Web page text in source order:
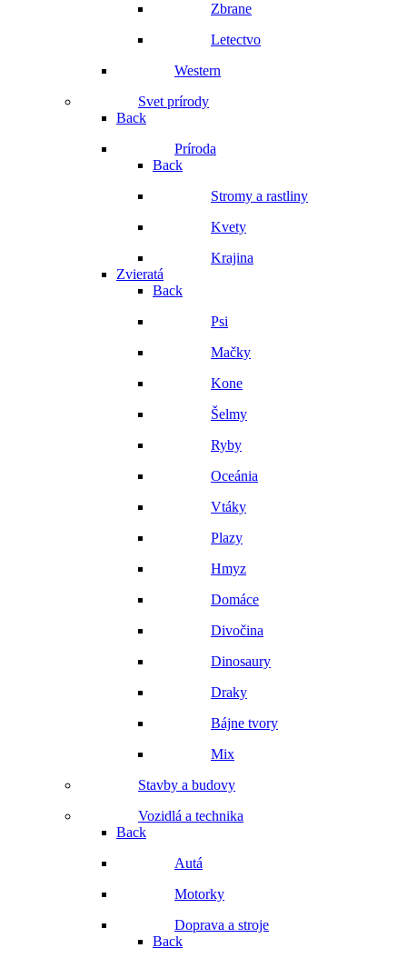
Zbrane
Letectvo
Western
Svet prírody
Back
Príroda
Back
Stromy a rastliny
Kvety
Krajina
Zvieratá
Back
Psi
Mačky
Kone
Šelmy
Ryby
Oceánia
Vtáky
Plazy
Hmyz
Domáce
Divočina
Dinosaury
Draky
Bájne tvory
Mix
Stavby a budovy
Vozidlá a technika
Back
Autá
Motorky
Doprava a stroje
Back